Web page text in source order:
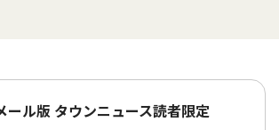
ール版 タウンニュース読者限定